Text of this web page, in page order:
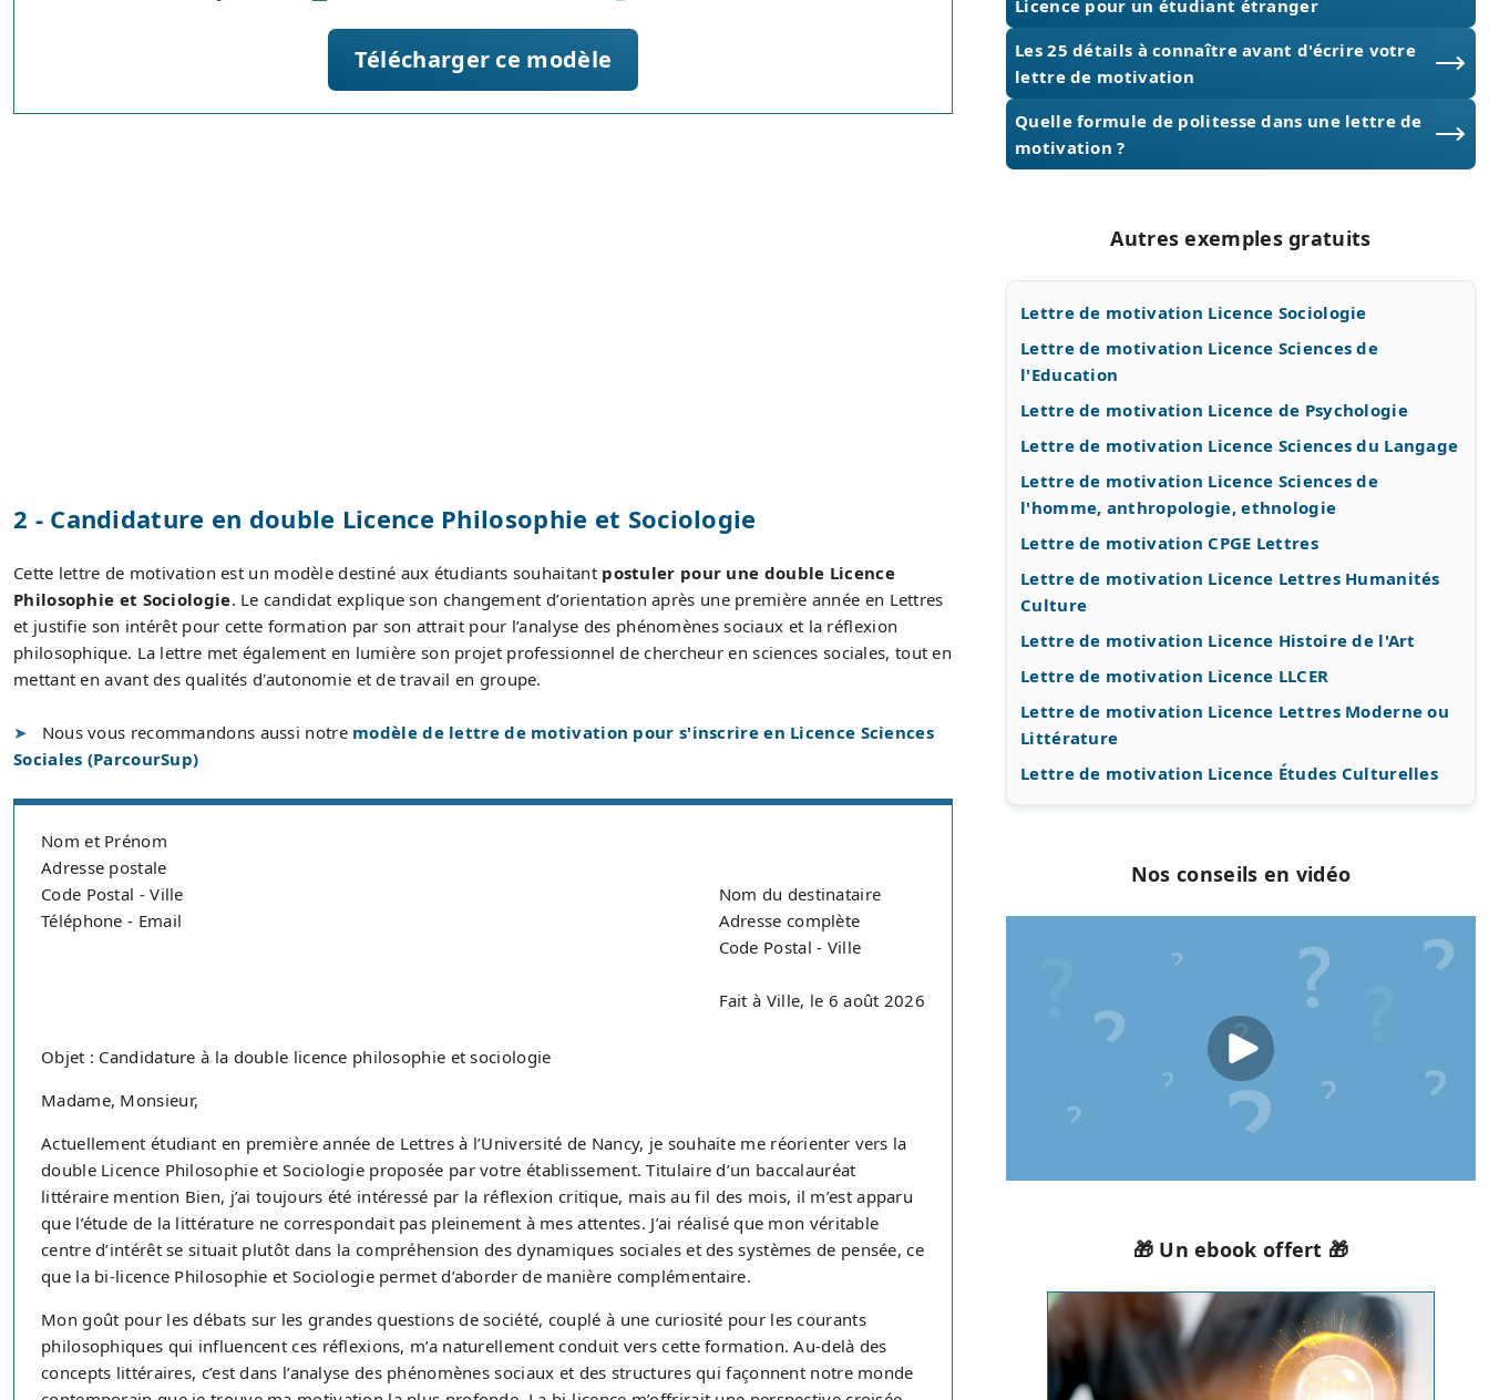
Télécharger ce modèle
2 - Candidature en double Licence Philosophie et Sociologie
Cette lettre de motivation est un modèle destiné aux étudiants souhaitant postuler pour une double Licence
Philosophie et Sociologie. Le candidat explique son changement d’orientation après une première année en Lettres
et justifie son intérêt pour cette formation par son attrait pour l’analyse des phénomènes sociaux et la réflexion
philosophique. La lettre met également en lumière son projet professionnel de chercheur en sciences sociales, tout en
mettant en avant des qualités d'autonomie et de travail en groupe.
Nous vous recommandons aussi notre modèle de lettre de motivation pour s'inscrire en Licence Sciences
Sociales (ParcourSup)
Nom et Prénom
Adresse postale
Code Postal - Ville
Téléphone - Email
Nom du destinataire
Adresse complète
Code Postal - Ville
Fait à Ville, le 6 août 2026
Objet : Candidature à la double licence philosophie et sociologie
Madame, Monsieur,
Actuellement étudiant en première année de Lettres à l’Université de Nancy, je souhaite me réorienter vers la
double Licence Philosophie et Sociologie proposée par votre établissement. Titulaire d’un baccalauréat
littéraire mention Bien, j’ai toujours été intéressé par la réflexion critique, mais au fil des mois, il m’est apparu
que l’étude de la littérature ne correspondait pas pleinement à mes attentes. J’ai réalisé que mon véritable
centre d’intérêt se situait plutôt dans la compréhension des dynamiques sociales et des systèmes de pensée, ce
que la bi-licence Philosophie et Sociologie permet d’aborder de manière complémentaire.
Mon goût pour les débats sur les grandes questions de société, couplé à une curiosité pour les courants
philosophiques qui influencent ces réflexions, m’a naturellement conduit vers cette formation. Au-delà des
concepts littéraires, c’est dans l’analyse des phénomènes sociaux et des structures qui façonnent notre monde
Licence pour un étudiant étranger
Les 25 détails à connaître avant d'écrire votre
lettre de motivation
Quelle formule de politesse dans une lettre de
motivation ?
Autres exemples gratuits
Lettre de motivation Licence Sociologie
Lettre de motivation Licence Sciences de
l'Education
Lettre de motivation Licence de Psychologie
Lettre de motivation Licence Sciences du Langage
Lettre de motivation Licence Sciences de
l'homme, anthropologie, ethnologie
Lettre de motivation CPGE Lettres
Lettre de motivation Licence Lettres Humanités
Culture
Lettre de motivation Licence Histoire de l'Art
Lettre de motivation Licence LLCER
Lettre de motivation Licence Lettres Moderne ou
Littérature
Lettre de motivation Licence Études Culturelles
Nos conseils en vidéo
🎁 Un ebook offert 🎁